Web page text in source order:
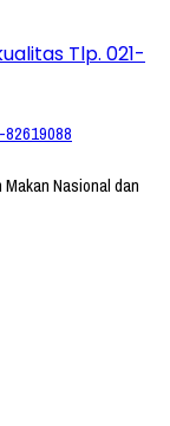
Nasional dan